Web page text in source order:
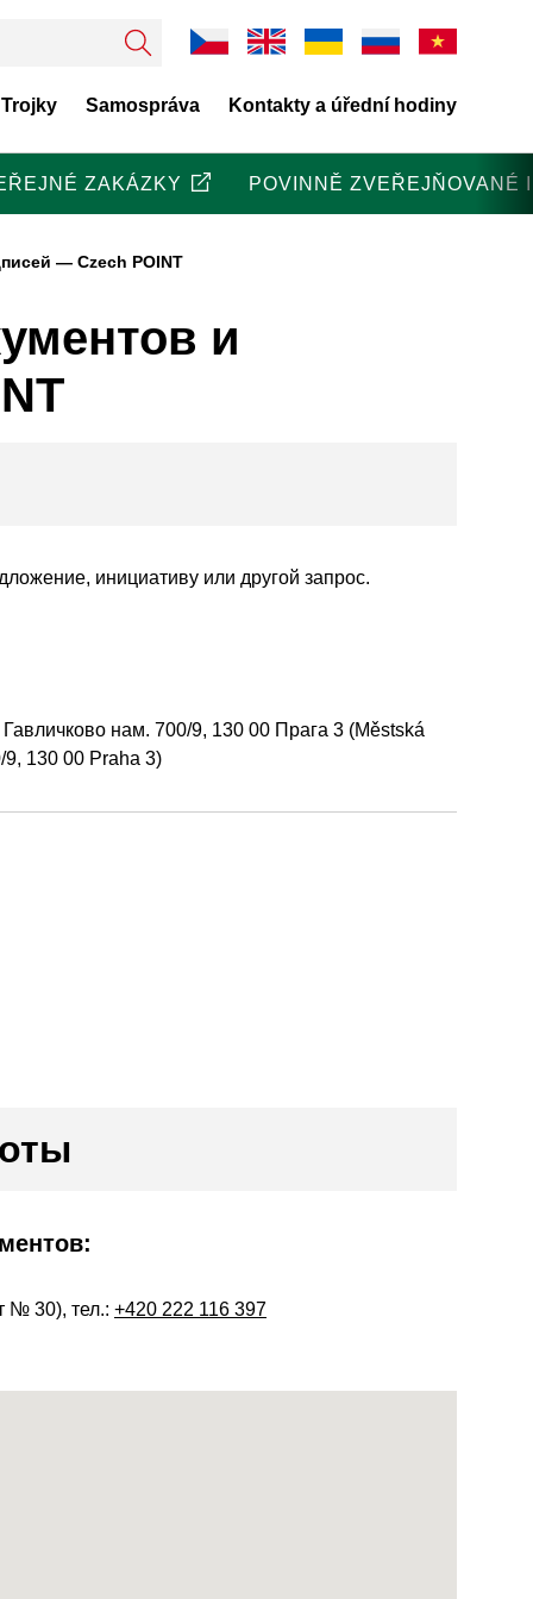
Samospráva Kontakty a úřední hodiny
ZAKÁZKY POVINNĚ ZVEŘEJŇOVANÉ
— Czech POINT
и
инициативу или другой запрос.
нам. 700/9, 130 00 Прага 3 (Městská
130 00 Praha 3)
№ 30), тел.: +420 222 116 397